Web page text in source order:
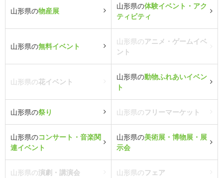
山形県の物産展
山形県の体験イベント・アク
ティビティ
山形県の無料イベント
山形県のアニメ・ゲームイベ
ント
山形県の花イベント
山形県の動物ふれあいイベン
ト
山形県の祭り 山形県のフリーマーケット
山形県のコンサート・音楽関
連イベント
山形県の美術展・博物展・展
示会
山形県の演劇・講演会 山形県のフェア